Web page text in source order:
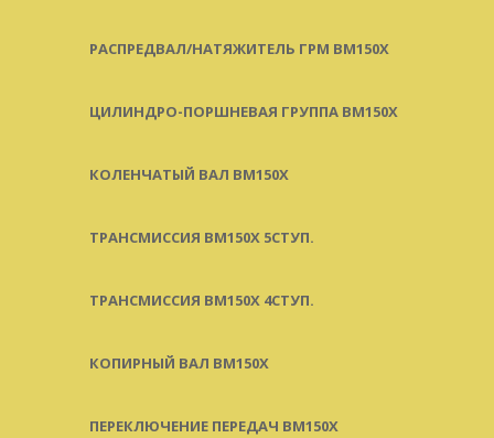
РАСПРЕДВАЛ/НАТЯЖИТЕЛЬ ГРМ BM150X
ЦИЛИНДРО-ПОРШНЕВАЯ ГРУППА BM150X
КОЛЕНЧАТЫЙ ВАЛ BM150X
ТРАНСМИССИЯ BM150X 5СТУП.
ТРАНСМИССИЯ BM150X 4СТУП.
КОПИРНЫЙ ВАЛ BM150X
ПЕРЕКЛЮЧЕНИЕ ПЕРЕДАЧ BM150X